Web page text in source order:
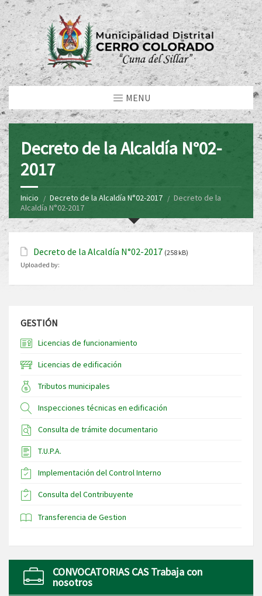
MENU
Decreto de la Alcaldía N°02-
2017
Inicio Decreto de la Alcaldía N°02-2017
Decreto de la
Alcaldía N°02-2017
Decreto de la Alcaldía N°02-2017 (258 kB)
Uploaded by:
GESTIÓN
Licencias de funcionamiento
Licencias de edificación
Tributos municipales
Inspecciones técnicas en edificación
Consulta de trámite documentario
T.U.P.A.
Implementación del Control Interno
Consulta del Contribuyente
Transferencia de Gestion
CONVOCATORIAS CAS Trabaja con
nosotros